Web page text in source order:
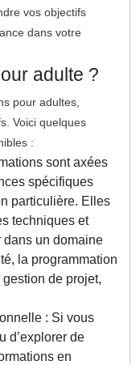
vos objectifs
dans votre
adulte ?
pour adultes,
Voici quelques
:
sont axées
spécifiques
particulière. Elles
techniques et
dans un domaine
la programmation
de projet,
: Si vous
d’explorer de
en